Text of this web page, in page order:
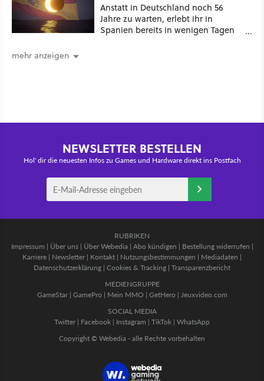
Anstatt in Deutschland noch 56
Jahre zu warten, erlebt ihr in
Spanien bereits in wenigen Tagen
mehr anzeigen
NEWSLETTER BESTELLEN
Hol' dir die neuesten Infos zu Games und Hardware direkt ins Postfach
RUBRIKEN
Impressum | Über uns| Über Webedia | Abo kündigen | Bestellung widerrufen |
Karriere | Newsletter | Kontakt | Nutzungsbestimmungen | Mediadaten |
Datenschutzerklärung | Cookies & Tracking | Transparenzbericht
MEDIENGRUPPE
GameStar| GamePro | Mein MMO | GetHero | Jeuxvideo.com
SOCIAL MEDIA
Twitter | Facebook | Instagram | TikTok | WhatsApp
Copyright © Webedia - alle Rechte vorbehalten